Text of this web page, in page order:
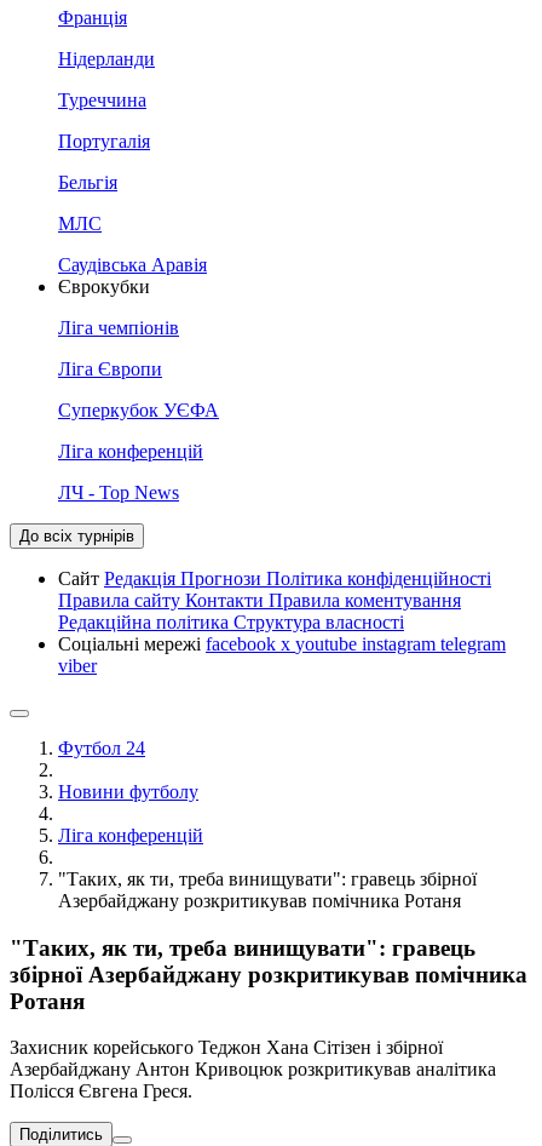
Франція
Нідерланди
Туреччина
Португалія
Бельгія
МЛС
Саудівська Аравія
Єврокубки
Ліга чемпіонів
Ліга Європи
Суперкубок УЄФА
Ліга конференцій
ЛЧ - Top News
До всіх турнірів
Сайт Редакція Прогнози Політика конфіденційності
Правила сайту Контакти Правила коментування
Редакційна політика Структура власності
Соціальні мережі facebook x youtube instagram telegram
viber
Футбол 24
Новини футболу
Ліга конференцій
"Таких, як ти, треба винищувати": гравець збірної
Азербайджану розкритикував помічника Ротаня
"Таких, як ти, треба винищувати": гравець
збірної Азербайджану розкритикував помічника
Ротаня
Захисник корейського Теджон Хана Сітізен і збірної
Азербайджану Антон Кривоцюк розкритикував аналітика
Полісся Євгена Греся.
Поділитись